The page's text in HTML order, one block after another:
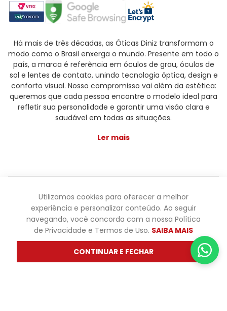
Há mais de três décadas, as Óticas Diniz transformam o
modo como o Brasil enxerga o mundo. Presente em todo o
país, a marca é referência em óculos de grau, óculos de
sol e lentes de contato, unindo tecnologia óptica, design e
conforto visual. Nosso compromisso vai além da estética:
queremos que cada pessoa encontre o modelo ideal para
refletir sua personalidade e garantir uma visão clara e
saudável em todas as situações.
Ler mais
Óticas Diniz ® - Todos os direitos reservados - Os preços e
promoções são válidas apenas para produtos vendidos
pela oticasdiniz.com.br. Os preços de lojas físicas podem
variar. Não fazemos trocas em lojas físicas, apenas pelo
atendimento.
Utilizamos cookies para oferecer a melhor
experiência e personalizar conteúdo. Ao seguir
navegando, você concorda com a nossa Política
de Privacidade e Termos de Uso. SAIBA MAIS
CONTINUAR E FECHAR